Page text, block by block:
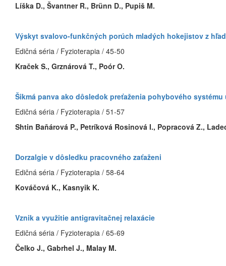
Líška D., Švantner R., Brünn D., Pupiš M.
Výskyt svalovo-funkčných porúch mladých hokejistov z
Edičná séria / Fyzioterapia / 45-50
Kraček S., Grznárová T., Poór O.
Šikmá panva ako dôsledok preťaženia pohybového
Edičná séria / Fyzioterapia / 51-57
Shtin Baňárová P., Petríková Rosinová I., Popracová Z.,
Dorzalgie v dôsledku pracovného zaťaženi
Edičná séria / Fyzioterapia / 58-64
Kováčová K., Kasnyik K.
Vznik a využitie antigravitačnej relaxácie
Edičná séria / Fyzioterapia / 65-69
Čelko J., Gabrhel J., Malay M.